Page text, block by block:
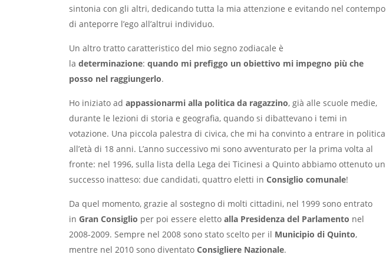
sintonia con gli altri, dedicando tutta la mia attenzione e evitando nel contempo
di anteporre l’ego all’altrui individuo.
Un altro tratto caratteristico del mio segno zodiacale è
la determinazione: quando mi prefiggo un obiettivo mi impegno più che
posso nel raggiungerlo.
Ho iniziato ad appassionarmi alla politica da ragazzino, già alle scuole medie,
durante le lezioni di storia e geografia, quando si dibattevano i temi in
votazione. Una piccola palestra di civica, che mi ha convinto a entrare in politica
all’età di 18 anni. L’anno successivo mi sono avventurato per la prima volta al
fronte: nel 1996, sulla lista della Lega dei Ticinesi a Quinto abbiamo ottenuto un
successo inatteso: due candidati, quattro eletti in Consiglio comunale!
Da quel momento, grazie al sostegno di molti cittadini, nel 1999 sono entrato
in Gran Consiglio per poi essere eletto alla Presidenza del Parlamento nel
2008-2009. Sempre nel 2008 sono stato scelto per il Municipio di Quinto,
mentre nel 2010 sono diventato Consigliere Nazionale.